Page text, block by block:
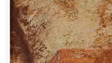
Aperçu de Versailles, 15x15cm
quelques arbres, apparaît